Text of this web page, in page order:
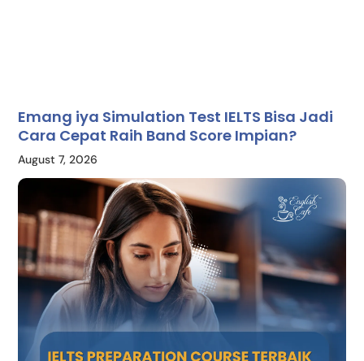
Emang iya Simulation Test IELTS Bisa Jadi
Cara Cepat Raih Band Score Impian?
August 7, 2026